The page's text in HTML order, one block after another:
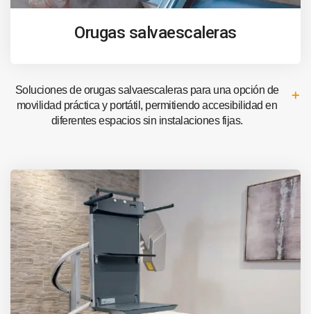
Orugas salvaescaleras
Soluciones de orugas salvaescaleras para una opción de
movilidad práctica y portátil, permitiendo accesibilidad en
diferentes espacios sin instalaciones fijas.